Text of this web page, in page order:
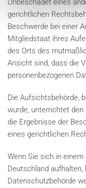
Unbeschadet eines
gerichtlichen
Beschwerde bei einer
Mitgliedstaat ihres
des Orts des
Ansicht sind, dass die
personenbezogenen
Die Aufsichtsbehörde,
wurde, unterrichtet den
die Ergebnisse der
eines gerichtlichen
Wenn Sie sich in
Deutschland aufhalten,
Datenschutzbehörde